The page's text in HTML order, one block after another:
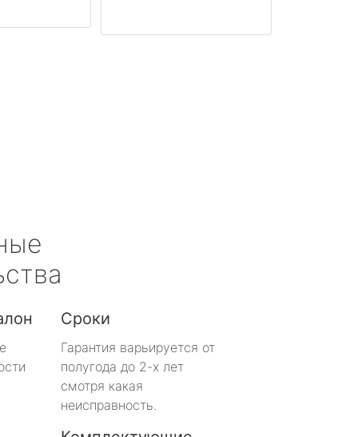
Сроки
Гарантия варьируется от
полугода до 2-х лет
смотря какая
неисправность.